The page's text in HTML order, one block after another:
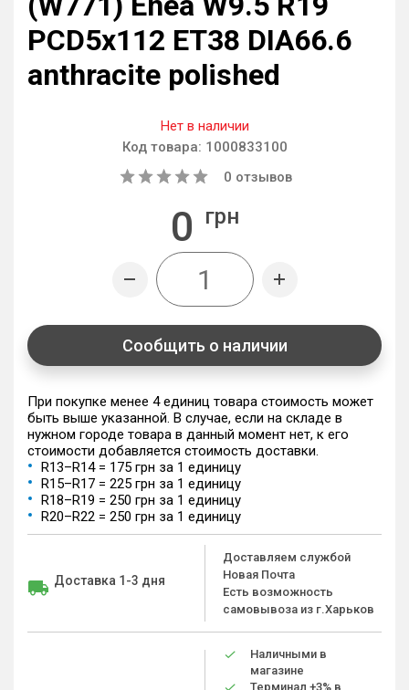
PCD5x112 ET38 DIA66.6
anthracite polished
Нет в наличии
Код товара: 1000833100
0 отзывов
0 грн
Сообщить о наличии
При покупке менее 4 единиц товара стоимость может
быть выше указанной. В случае, если на складе в
нужном городе товара в данный момент нет, к его
стоимости добавляется стоимость доставки.
R13–R14 = 175 грн за 1 единицу
R15–R17 = 225 грн за 1 единицу
R18–R19 = 250 грн за 1 единицу
R20–R22 = 250 грн за 1 единицу
Доставка 1-3 дня
Доставляем службой
Новая Почта
Есть возможность
самовывоза из г.Харьков
Наличными в
магазине
Терминал +3% в